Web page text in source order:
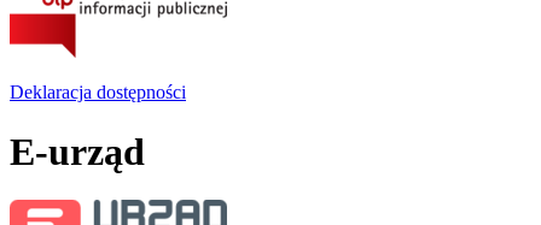
Deklaracja dostępności
E-urząd